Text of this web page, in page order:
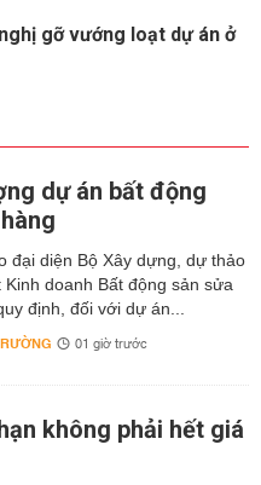
gỡ vướng loạt dự án ở
dự án bất động
đại diện Bộ Xây dựng, dự thảo
Kinh doanh Bất động sản sửa
định, đối với dự án...
01 giờ trước
không phải hết giá